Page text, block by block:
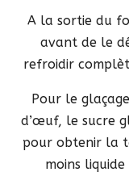
A la sortie du
avant de le
refroidir
Pour le
d’œuf, le sucre
pour obtenir la
moins